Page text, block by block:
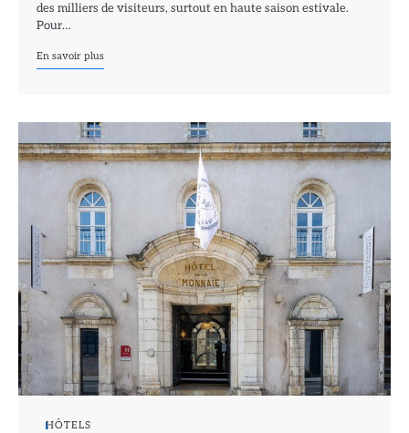
des milliers de visiteurs, surtout en haute saison estivale.
Pour…
En savoir plus
HÔTELS